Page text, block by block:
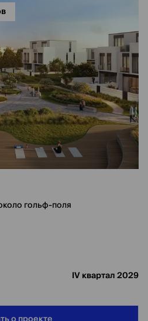
гольф-поля
IV квартал 2029